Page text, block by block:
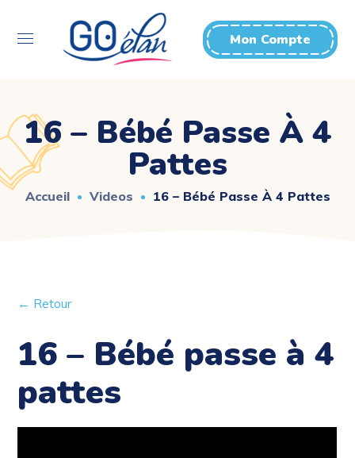
Mon Compte
16 – Bébé Passe À 4
Pattes
Accueil Videos 16 – Bébé Passe À 4 Pattes
← Retour
16 – Bébé passe à 4
pattes